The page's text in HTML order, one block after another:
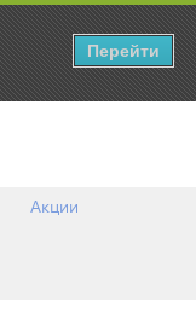
Акции
0
Перейти